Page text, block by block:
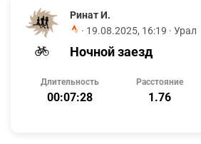
Ринат И.
· 19.08.2025, 16:19 · Урал
Ночной заезд
Длительность
00:07:28
Расстояние
1.76